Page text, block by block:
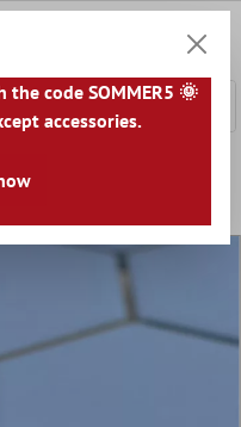
Bismarck
code SOMMER5 🌞
accessories.